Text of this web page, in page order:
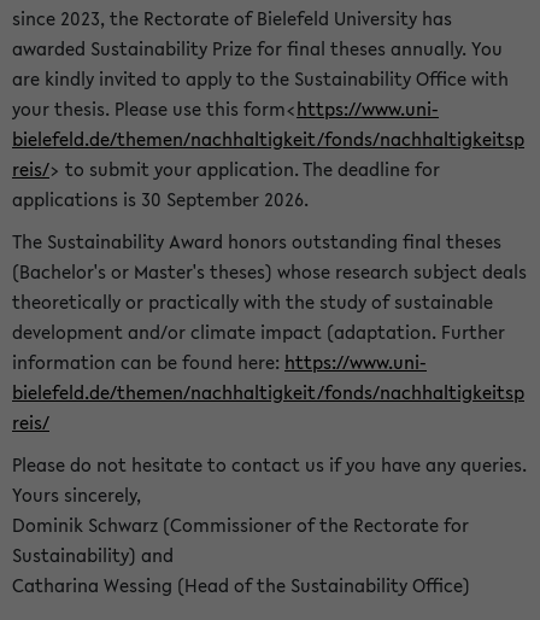
since 2023, the Rectorate of Bielefeld University has
awarded Sustainability Prize for final theses annually. You
are kindly invited to apply to the Sustainability Office with
your thesis. Please use this form<https://www.uni-
bielefeld.de/themen/nachhaltigkeit/fonds/nachhaltigkeitsp
reis/> to submit your application. The deadline for
applications is 30 September 2026.
The Sustainability Award honors outstanding final theses
(Bachelor's or Master's theses) whose research subject deals
theoretically or practically with the study of sustainable
development and/or climate impact (adaptation. Further
information can be found here: https://www.uni-
bielefeld.de/themen/nachhaltigkeit/fonds/nachhaltigkeitsp
reis/
Please do not hesitate to contact us if you have any queries.
Yours sincerely,
Dominik Schwarz (Commissioner of the Rectorate for
Sustainability) and
Catharina Wessing (Head of the Sustainability Office)